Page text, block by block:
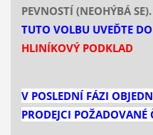
PEVNOSTÍ (NEOHÝBÁ SE).
TUTO VOLBU UVEĎTE
HLINÍKOVÝ PODKLAD
V POSLEDNÍ FÁZI
PRODEJCI POŽADOVANÉ